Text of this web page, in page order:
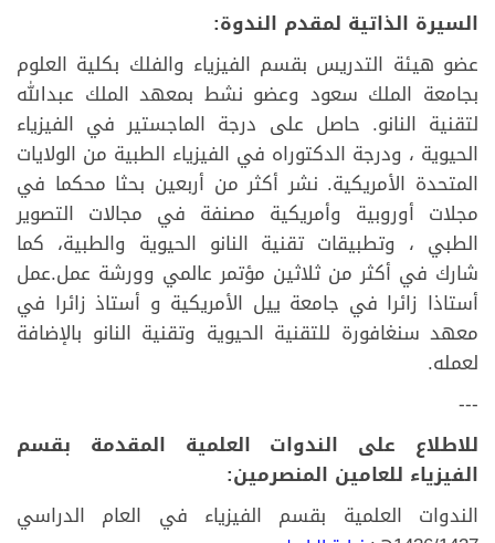
السيرة الذاتية لمقدم الندوة:
عضو هيئة التدريس بقسم الفيزياء والفلك بكلية العلوم
بجامعة الملك سعود وعضو نشط بمعهد الملك عبدالله
لتقنية النانو. حاصل على درجة الماجستير في الفيزياء
الحيوية ، ودرجة الدكتوراه في الفيزياء الطبية من الولايات
المتحدة الأمريكية. نشر أكثر من أربعين بحثا محكما في
مجلات أوروبية وأمريكية مصنفة في مجالات التصوير
الطبي ، وتطبيقات تقنية النانو الحيوية والطبية، كما
شارك في أكثر من ثلاثين مؤتمر عالمي وورشة عمل.عمل
أستاذا زائرا في جامعة ييل الأمريكية و أستاذ زائرا في
معهد سنغافورة للتقنية الحيوية وتقنية النانو بالإضافة
لعمله.
---
للاطلاع على الندوات العلمية المقدمة بقسم
الفيزياء للعامين المنصرمين:
الندوات العلمية بقسم الفيزياء في العام الدراسي